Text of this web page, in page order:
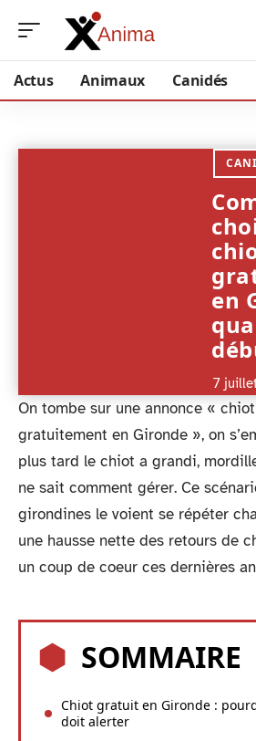
Actus Animaux Canidés
en
7
On tombe sur une annonce «
gratuitement en Gironde », on
plus tard le chiot a grandi,
ne sait comment gérer. Ce
girondines le voient se répéter
une hausse nette des retours de
un coup de coeur ces dernières
SOMMAIRE
Chiot gratuit en Gironde :
doit alerter